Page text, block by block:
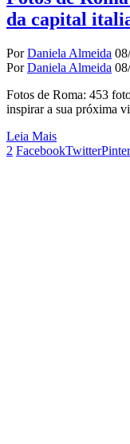
da capital
PorDaniela Almeida
PorDaniela Almeida
Fotos de Roma: 453
inspirar a sua próxima
Leia Mais
2 FacebookTwitter